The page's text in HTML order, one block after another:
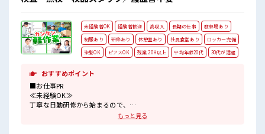
未経験者OK 経験者歓迎 高収入 長期の仕事
駐車場あり
制服あり
研修あり 休憩室あり 社員食堂あり
ロッカー完備
染髪OK
ピアスOK 残業 20H以上 平均年齢20代 30代が活躍
おすすめポイント
■お仕事PR
≪未経験OK≫
丁寧な日勤研修から始まるので、
もっと見る